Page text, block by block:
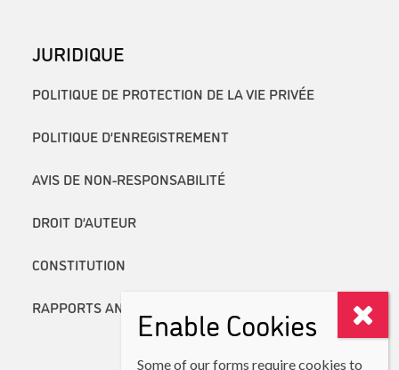
JURIDIQUE
POLITIQUE DE PROTECTION DE LA VIE PRIVÉE
POLITIQUE D’ENREGISTREMENT
AVIS DE NON-RESPONSABILITÉ
DROIT D’AUTEUR
CONSTITUTION
RAPPORTS ANNUELSEnable Cookies
Some of our forms require cookies to